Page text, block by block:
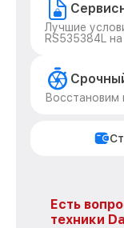
Лучшие
RS535384L
Восстановим
Есть
техники